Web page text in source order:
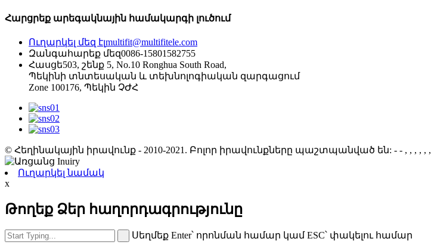
Հարցրեք արեգակնային համակարգի լուծում
Ուղարկել մեզ էլmultifit@multifitele.com
Զանգահարեք մեզ0086-15801582755
Հասցե503, շենք 5, No.10 Ronghua South Road,
Պեկինի տնտեսական և տեխնոլոգիական զարգացում
Zone 100176, Պեկին ՉԺՀ
© Հեղինակային իրավունք - 2010-2021. Բոլոր իրավունքները պաշտպանված են: - - , , , , , ,
Ուղարկել նամակ
x
Թողեք Ձեր հաղորդագրությունը
Սեղմեք Enter՝ որոնման համար կամ ESC՝ փակելու համար